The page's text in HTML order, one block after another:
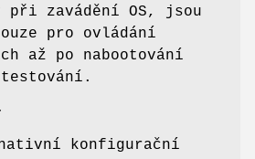
při zavádění OS, jsou
pro ovládání
až po nabootování
konfigurační